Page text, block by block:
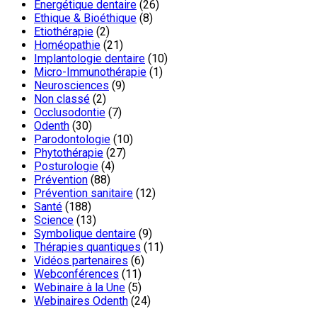
Energétique dentaire (26)
Ethique & Bioéthique (8)
Etiothérapie (2)
Homéopathie (21)
Implantologie dentaire (10)
Micro-Immunothérapie (1)
Neurosciences (9)
Non classé (2)
Occlusodontie (7)
Odenth (30)
Parodontologie (10)
Phytothérapie (27)
Posturologie (4)
Prévention (88)
Prévention sanitaire (12)
Santé (188)
Science (13)
Symbolique dentaire (9)
Thérapies quantiques (11)
Vidéos partenaires (6)
Webconférences (11)
Webinaire à la Une (5)
Webinaires Odenth (24)